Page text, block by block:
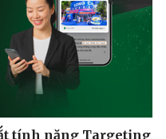
tính năng Targeting